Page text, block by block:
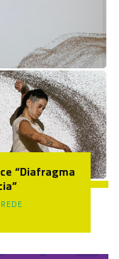
“Diafragma